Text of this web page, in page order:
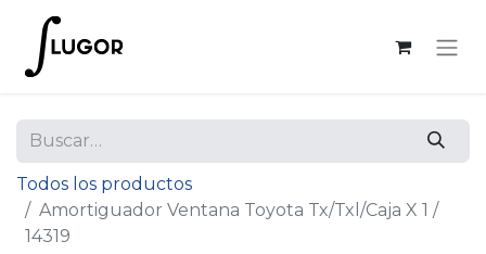
Todos los productos
Amortiguador Ventana Toyota Tx/Txl/Caja X 1 /
14319